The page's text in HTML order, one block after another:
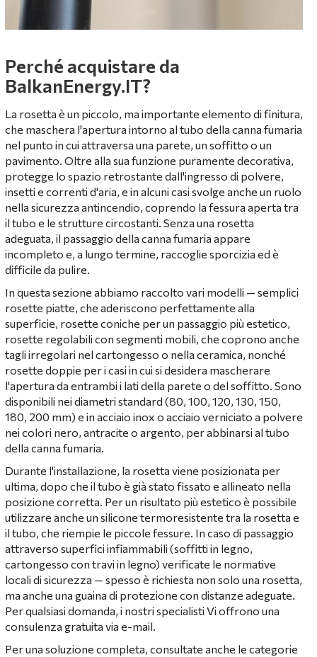
Perché acquistare da
BalkanEnergy.IT?
La rosetta è un piccolo, ma importante elemento di finitura,
che maschera l'apertura intorno al tubo della canna fumaria
nel punto in cui attraversa una parete, un soffitto o un
pavimento. Oltre alla sua funzione puramente decorativa,
protegge lo spazio retrostante dall'ingresso di polvere,
insetti e correnti d'aria, e in alcuni casi svolge anche un ruolo
nella sicurezza antincendio, coprendo la fessura aperta tra
il tubo e le strutture circostanti. Senza una rosetta
adeguata, il passaggio della canna fumaria appare
incompleto e, a lungo termine, raccoglie sporcizia ed è
difficile da pulire.
In questa sezione abbiamo raccolto vari modelli — semplici
rosette piatte, che aderiscono perfettamente alla
superficie, rosette coniche per un passaggio più estetico,
rosette regolabili con segmenti mobili, che coprono anche
tagli irregolari nel cartongesso o nella ceramica, nonché
rosette doppie per i casi in cui si desidera mascherare
l'apertura da entrambi i lati della parete o del soffitto. Sono
disponibili nei diametri standard (80, 100, 120, 130, 150,
180, 200 mm) e in acciaio inox o acciaio verniciato a polvere
nei colori nero, antracite o argento, per abbinarsi al tubo
della canna fumaria.
Durante l'installazione, la rosetta viene posizionata per
ultima, dopo che il tubo è già stato fissato e allineato nella
posizione corretta. Per un risultato più estetico è possibile
utilizzare anche un silicone termoresistente tra la rosetta e
il tubo, che riempie le piccole fessure. In caso di passaggio
attraverso superfici infiammabili (soffitti in legno,
cartongesso con travi in legno) verificate le normative
locali di sicurezza — spesso è richiesta non solo una rosetta,
ma anche una guaina di protezione con distanze adeguate.
Per qualsiasi domanda, i nostri specialisti Vi offrono una
consulenza gratuita via e-mail.
Per una soluzione completa, consultate anche le categorie